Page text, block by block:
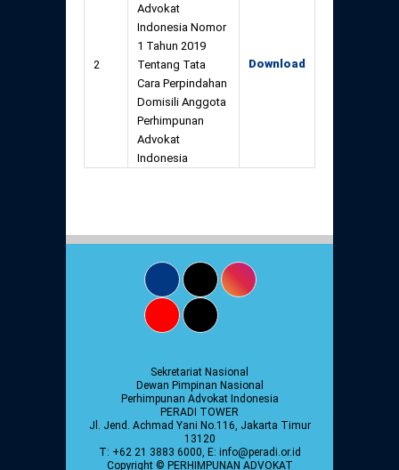
2
Advokat
Indonesia Nomor
1 Tahun 2019
Tentang Tata
Cara Perpindahan
Domisili Anggota
Perhimpunan
Advokat
Indonesia
Download
Sekretariat Nasional
Dewan Pimpinan Nasional
Perhimpunan Advokat Indonesia
PERADI TOWER
Jl. Jend. Achmad Yani No.116, Jakarta Timur
13120
T: +62 21 3883 6000, E: info@peradi.or.id
Copyright © PERHIMPUNAN ADVOKAT